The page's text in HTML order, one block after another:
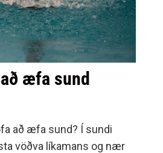
æfa sund
að æfa sund? Í sundi
vöðva líkamans og nær